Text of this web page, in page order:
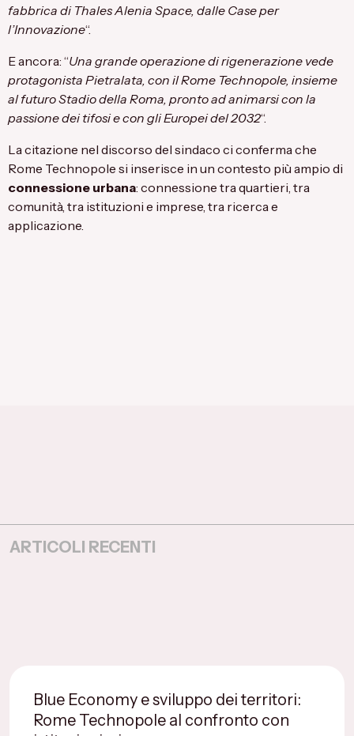
fabbrica di Thales Alenia Space, dalle Case per
l’Innovazione“.
E ancora: “Una grande operazione di rigenerazione vede
protagonista Pietralata, con ilRome Technopole, insieme
al futuro Stadio della Roma, pronto ad animarsicon la
passione dei tifosi e con gli Europei del 2032“.
La citazione nel discorso del sindaco ci conferma che
Rome Technopole si inserisce in un contesto più ampio di
connessione urbana: connessione tra quartieri, tra
comunità, tra istituzioni e imprese, tra ricerca e
applicazione.
ARTICOLI RECENTI
Blue Economy e sviluppo dei territori:
Rome Technopole al confronto con